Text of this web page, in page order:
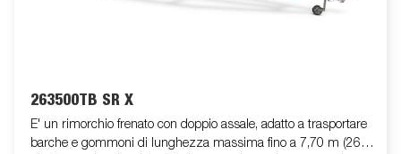
263500TB SR X
E' un rimorchio frenato con doppio assale, adatto a trasportare
barche e gommoni di lunghezza massima fino a 7,70 m (26